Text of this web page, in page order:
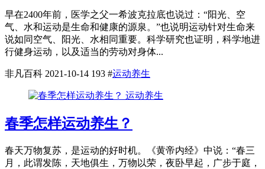
早在2400年前，医学之父一希波克拉底也说过：“阳光、空
气、水和运动是生命和健康的源泉。”也说明运动针对生命来
说如同空气、阳光、水相同重要。科学研究也证明，科学地进
行健身运动，以及适当的劳动对身体...
非凡百科 2021-10-14 193 #运动养生
运动养生
春季怎样运动养生？
春天万物复苏，是运动的好时机。《黄帝内经》中说：“春三
月，此谓发陈，天地俱生，万物以荣，夜卧早起，广步于庭，